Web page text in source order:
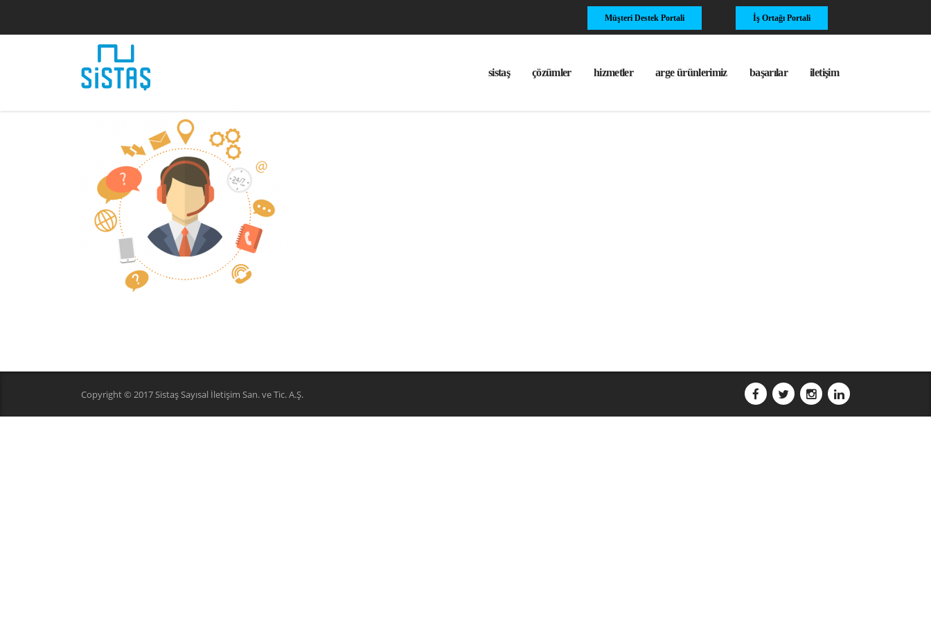
Müşteri Destek Portali İş Ortağı Portali
sistaş çözümler hizmetler arge ürünlerimiz başarılar i̇letişim
Copyright © 2017 Sistaş Sayısal İletişim San. ve Tic. A.Ş.